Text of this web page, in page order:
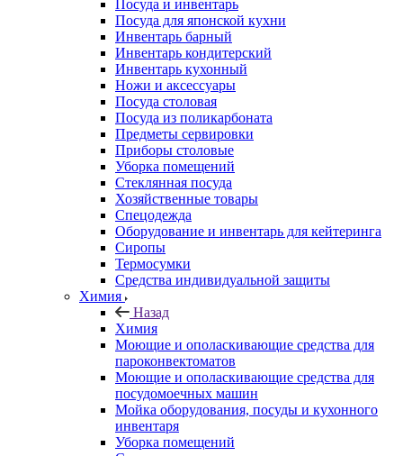
Посуда и инвентарь
Посуда для японской кухни
Инвентарь барный
Инвентарь кондитерский
Инвентарь кухонный
Ножи и аксессуары
Посуда столовая
Посуда из поликарбоната
Предметы сервировки
Приборы столовые
Уборка помещений
Стеклянная посуда
Хозяйственные товары
Спецодежда
Оборудование и инвентарь для кейтеринга
Сиропы
Термосумки
Средства индивидуальной защиты
Химия
Назад
Химия
Моющие и ополаскивающие средства для
пароконвектоматов
Моющие и ополаскивающие средства для
посудомоечных машин
Мойка оборудования, посуды и кухонного
инвентаря
Уборка помещений